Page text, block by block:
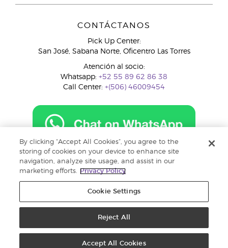
CONTÁCTANOS
Pick Up Center:
San José, Sabana Norte, Oficentro Las Torres
Atención al socio:
Whatsapp: +52 55 89 62 86 38
Call Center: +(506) 46009454
costarica@youngliving.com
By clicking “Accept All Cookies”, you agree to the
storing of cookies on your device to enhance site
navigation, analyze site usage, and assist in our
marketing efforts.
Privacy Policy
Cookie Settings
Reject All
Accept All Cookies